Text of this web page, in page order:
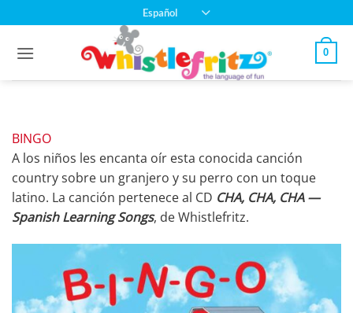
al
contenido
Español
0
BINGO
A los niños les encanta oír esta conocida canción
country sobre un granjero y su perro con un toque
latino. La canción pertenece al CD CHA, CHA, CHA —
Spanish Learning Songs, de Whistlefritz.